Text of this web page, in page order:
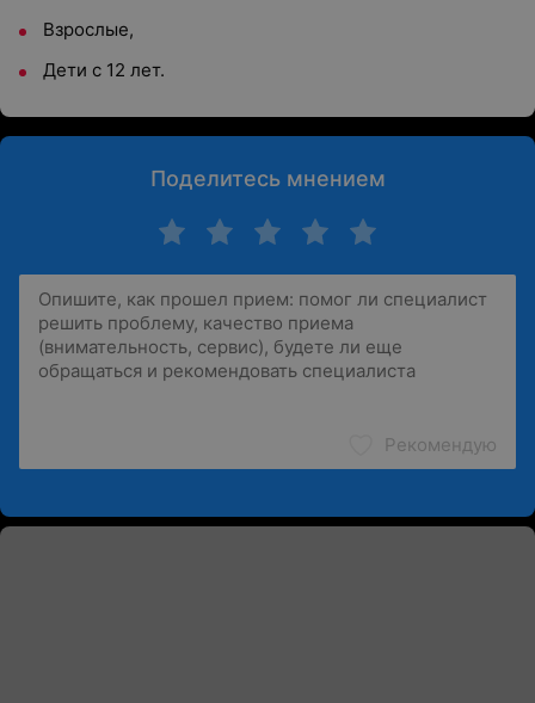
Взрослые,
Дети с 12 лет.
Поделитесь мнением
Рекомендую